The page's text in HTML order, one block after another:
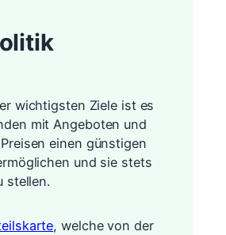
wichtigsten Ziele ist es
mit Angeboten und
einen günstigen
und sie stets
stellen.
, welche von der